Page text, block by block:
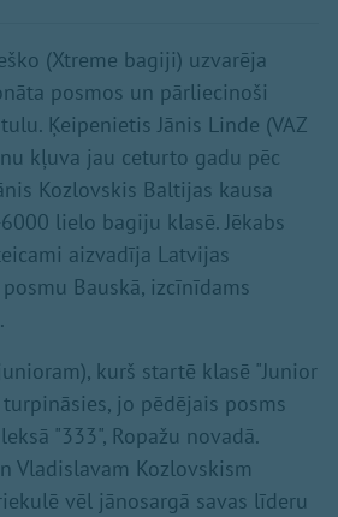
(Xtreme bagiji) uzvarēja
posmos un pārliecinoši
Ķeipenietis Jānis Linde (VAZ
kļuva jau ceturto gadu pēc
Kozlovskis Baltijas kausa
lielo bagiju klasē. Jēkabs
aizvadīja Latvijas
Bauskā, izcīnīdams
kurš startē klasē "Junior
jo pēdējais posms
"333", Ropažu novadā.
Vladislavam Kozlovskism
vēl jānosargā savas līderu